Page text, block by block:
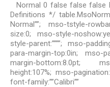
Normal 0 false false false
Definitions */
Normal””; mso-tstyle-
size:0; mso-style-
style-parent:””””; mso-
para-margin-top:0in; mso-
margin-bottom:8.0pt;
height:107%; mso-
font-family:””Calibri””